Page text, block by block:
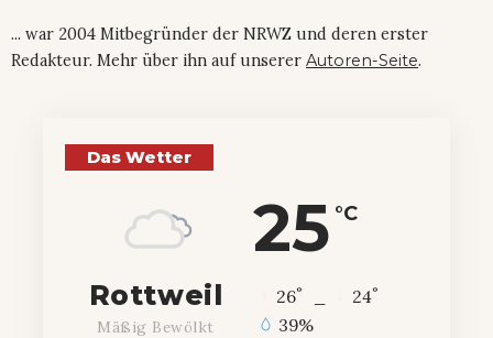
... war 2004 Mitbegründer der NRWZ und deren erster
Redakteur. Mehr über ihn auf unserer Autoren-Seite.
Das Wetter
25 °C
Rottweil
Mäßig Bewölkt
26° 24°
39%